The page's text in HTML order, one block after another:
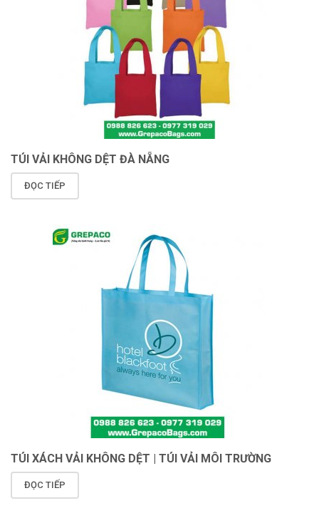
TÚI VẢI KHÔNG DỆT ĐÀ NẴNG
ĐỌC TIẾP
TÚI XÁCH VẢI KHÔNG DỆT | TÚI VẢI MÔI TRƯỜNG
ĐỌC TIẾP